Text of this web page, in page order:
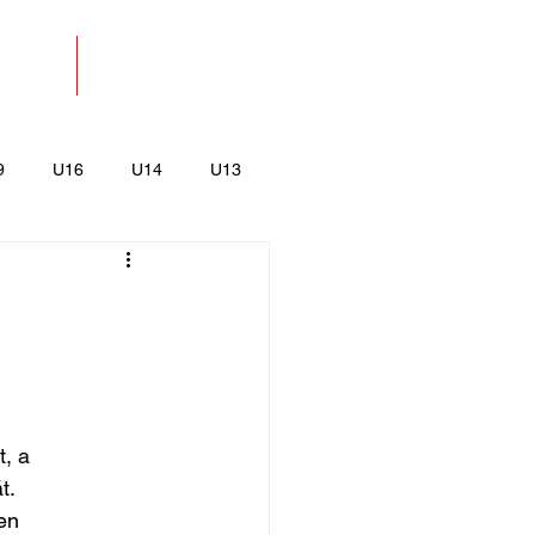
U16 U14 U13
Kajak-Kenu
a